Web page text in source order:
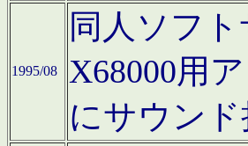
1995/08
同人ソフ
X68000用
にサウン